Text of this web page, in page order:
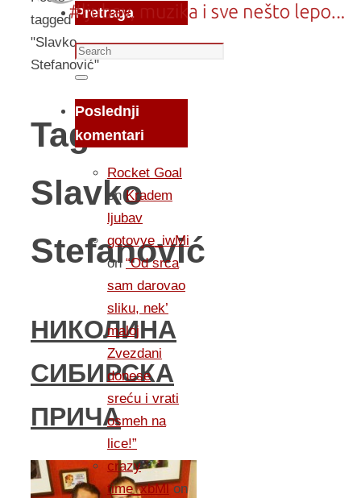
tagged
"Slavko
Stefanović"
Tag:
Slavko
Stefanović
НИКОЛИНА
СИБИРСКА
ПРИЧА
Pretraga
Search
for:
Search
Poslednji
komentari
Rocket Goal
onKradem
ljubav
gotovye_iwMi
on “Od srca
sam darovao
sliku, nek’
maloj
Zvezdani
donese
sreću i vrati
osmeh na
lice!”
crazy
time_xbMlon